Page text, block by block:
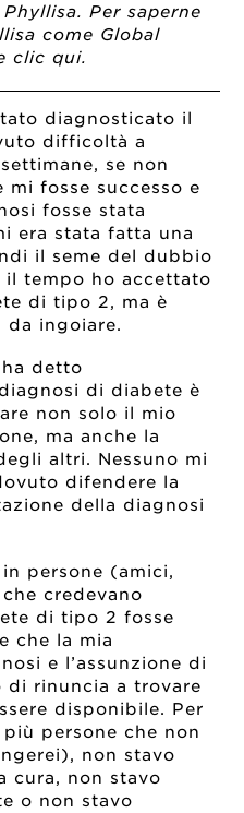
Per saperne
come Global
clic qui.
diagnosticato il
difficoltà a
se non
mi fosse successo e
fosse stata
era stata fatta una
il seme del dubbio
il tempo ho accettato
di tipo 2, ma è
da ingoiare.
detto
di diabete è
non solo il mio
ma anche la
altri. Nessuno mi
difendere la
della diagnosi
persone (amici,
credevano
di tipo 2 fosse
che la mia
e l’assunzione di
di rinuncia a trovare
disponibile. Per
persone che non
non stavo
cura, non stavo
o non stavo